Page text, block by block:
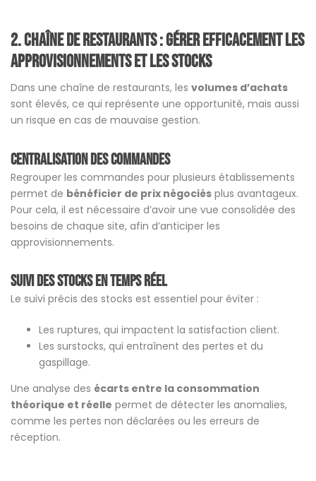
2. chaîne de restaurants:Gérer efficacement les
approvisionnements et les stocks
Dans une chaîne de restaurants, les volumes d’achats
sont élevés, ce qui représente une opportunité, mais aussi
un risque en cas de mauvaise gestion.
Centralisation des commandes
Regrouper les commandes pour plusieurs établissements
permet de bénéficier de prix négociés plus avantageux.
Pour cela, il est nécessaire d’avoir une vue consolidée des
besoins de chaque site, afin d’anticiper les
approvisionnements.
Suivi des stocks en temps réel
Le suivi précis des stocks est essentiel pour éviter :
Les ruptures, qui impactent la satisfaction client.
Les surstocks, qui entraînent des pertes et du
gaspillage.
Une analyse des écarts entre la consommation
théorique et réelle permet de détecter les anomalies,
comme les pertes non déclarées ou les erreurs de
réception.